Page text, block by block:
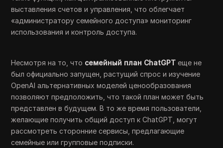
выставления счетов и управления, что облегчает
«администратору семейного доступа» мониторинг
использования и контроль доступа.
Несмотря на то, что семейный план ChatGPT еще не
был официально запущен, растущий спрос и изучение
OpenAI альтернативных моделей ценообразования
позволяют предположить, что такой план может быть
представлен в будущем. В то же время пользователи,
желающие получить общий доступ к ChatGPT, могут
рассмотреть сторонние сервисы, предлагающие
семейные или групповые подписки.